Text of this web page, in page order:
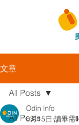
文章
All Posts
All Posts
Odin Info
6月15日 讀畢需